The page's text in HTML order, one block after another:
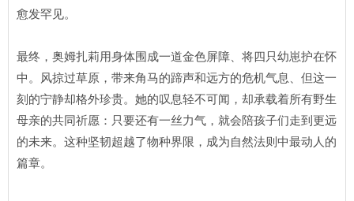
愈发罕见。
最终，奥姆扎莉用身体围成一道金色屏障、将四只幼崽护在怀
中。风掠过草原，带来角马的蹄声和远方的危机气息、但这一
刻的宁静却格外珍贵。她的叹息轻不可闻，却承载着所有野生
母亲的共同祈愿：只要还有一丝力气，就会陪孩子们走到更远
的未来。这种坚韧超越了物种界限，成为自然法则中最动人的
篇章。